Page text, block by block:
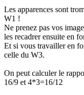
Les apparences sont
W1 !
Ne prenez pas vos
les recadrer ensuite en
Et si vous travailler en
celle du W3.
On peut calculer le
16/9 et 4*3=16/12